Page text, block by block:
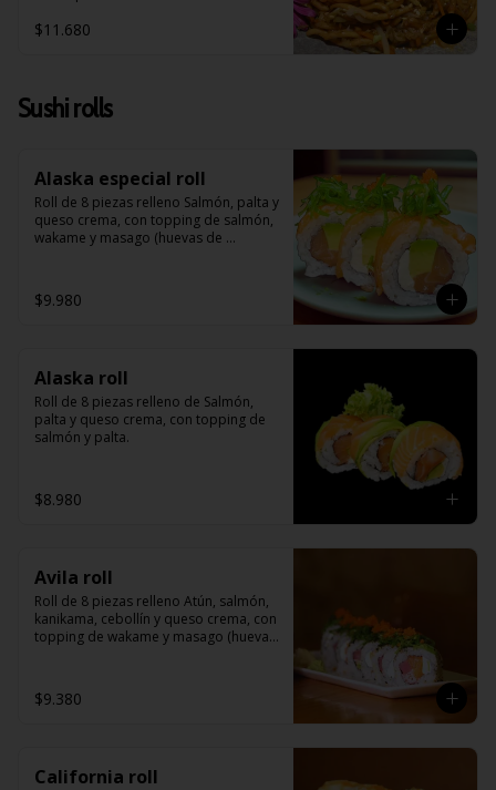
$11.680
Sushi rolls
Alaska especial roll
Roll de 8 piezas relleno Salmón, palta y
queso crema, con topping de salmón,
wakame y masago (huevas de
$9.980
Alaska roll
Roll de 8 piezas relleno de Salmón,
palta y queso crema, con topping de
salmón y palta.
$8.980
Avila roll
Roll de 8 piezas relleno Atún, salmón,
kanikama, cebollín y queso crema, con
topping de wakame y masago (huevas
$9.380
California roll